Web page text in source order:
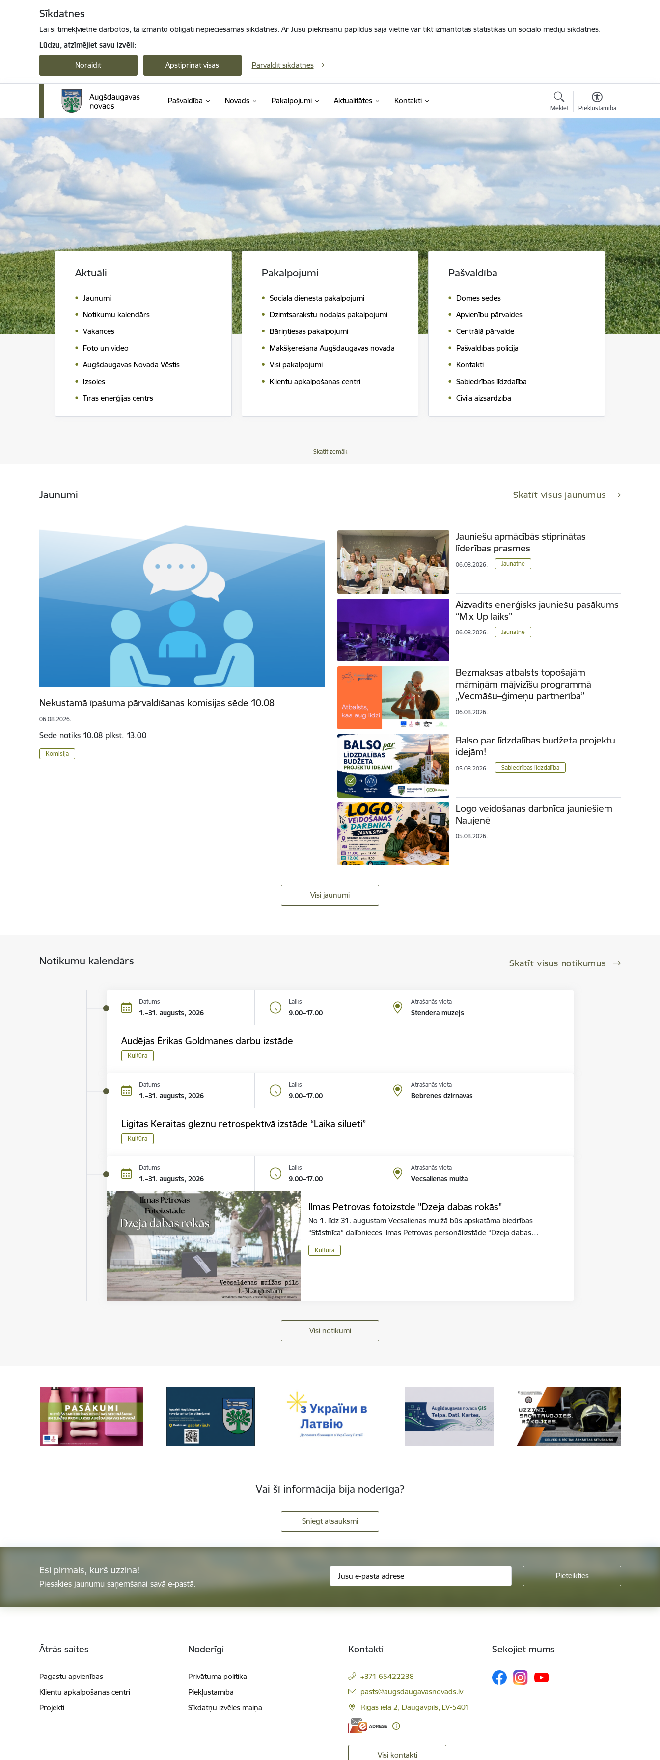
Sīkdatnes
Lai šī tīmekļvietne darbotos, tā izmanto obligāti nepieciešamās sīkdatnes. Ar Jūsu piekrišanu papildus šajā vietnē var tikt izmantotas statistikas un sociālo mediju sīkdatnes.
Lūdzu, atzīmējiet savu izvēli:
Noraidīt Apstiprināt visas Pārvaldīt sīkdatnes
Pašvaldība Novads Pakalpojumi Aktualitātes Kontakti
Meklēt Piekļūstamība
Augšdaugavas novada pašvaldība
Aktuāli
Jaunumi
Notikumu kalendārs
Vakances
Foto un video
Augšdaugavas Novada Vēstis
Izsoles
Tīras enerģijas centrs
Pakalpojumi
Sociālā dienesta pakalpojumi
Dzimtsarakstu nodaļas pakalpojumi
Bāriņtiesas pakalpojumi
Makšķerēšana Augšdaugavas novadā
Visi pakalpojumi
Klientu apkalpošanas centri
Pašvaldība
Domes sēdes
Apvienību pārvaldes
Centrālā pārvalde
Pašvaldības policija
Kontakti
Sabiedrības līdzdalība
Civilā aizsardzība
Skatīt zemāk
Jaunumi Skatīt visus jaunumus
Nekustamā īpašuma pārvaldīšanas komisijas sēde 10.08
06.08.2026.
Sēde notiks 10.08 plkst. 13.00
Komisija
Jauniešu apmācībās stiprinātas
līderības prasmes
06.08.2026. Jaunatne
Aizvadīts enerģisks jauniešu pasākums
“Mix Up laiks”
06.08.2026. Jaunatne
Bezmaksas atbalsts topošajām
māmiņām mājvizīšu programmā
„Vecmāšu–ģimeņu partnerība”
06.08.2026.
Balso par līdzdalības budžeta projektu
idejām!
05.08.2026. Sabiedrības līdzdalība
Logo veidošanas darbnīca jauniešiem
Naujenē
05.08.2026.
Visi jaunumi
Notikumu kalendārs Skatīt visus notikumus
Datums
1.–31. augusts, 2026
Laiks
9.00–17.00
Atrašanās vieta
Stendera muzejs
Audējas Ērikas Goldmanes darbu izstāde
Kultūra
Datums
1.–31. augusts, 2026
Laiks
9.00–17.00
Atrašanās vieta
Bebrenes dzirnavas
Ligitas Keraitas gleznu retrospektīvā izstāde “Laika silueti”
Kultūra
Datums
1.–31. augusts, 2026
Laiks
9.00–17.00
Atrašanās vieta
Vecsalienas muiža
Ilmas Petrovas fotoizstde "Dzeja dabas rokās"
No 1. līdz 31. augustam Vecsalienas muižā būs apskatāma biedrības
“Stāstnīca” dalībnieces Ilmas Petrovas personālizstāde “Dzeja dabas…
Kultūra
Visi notikumi
Vai šī informācija bija noderīga?
Sniegt atsauksmi
Esi pirmais, kurš uzzina!
Piesakies jaunumu saņemšanai savā e-pastā.
Ātrās saites
Pagastu apvienības
Klientu apkalpošanas centri
Projekti
Noderīgi
Privātuma politika
Piekļūstamība
Sīkdatņu izvēles maiņa
Kontakti
+371 65422238
E-pasts:
pasts@augsdaugavasnovads.lv
Rīgas iela 2, Daugavpils, LV-5401
Visi kontakti
Sekojiet mums